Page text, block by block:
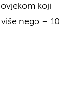
koji
nego – 10